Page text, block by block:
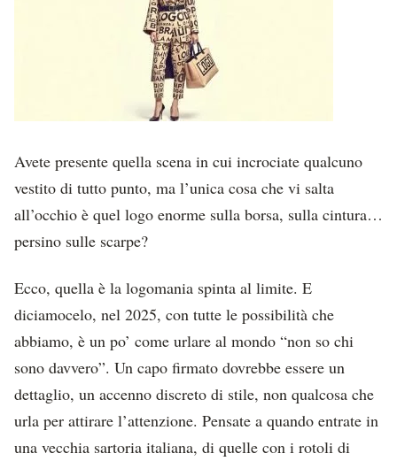
Avete presente quella scena in cui incrociate qualcuno
vestito di tutto punto, ma l’unica cosa che vi salta
all’occhio è quel logo enorme sulla borsa, sulla cintura…
persino sulle scarpe?
Ecco, quella è la logomania spinta al limite. E
diciamocelo, nel 2025, con tutte le possibilità che
abbiamo, è un po’ come urlare al mondo “non so chi
sono davvero”. Un capo firmato dovrebbe essere un
dettaglio, un accenno discreto di stile, non qualcosa che
urla per attirare l’attenzione. Pensate a quando entrate in
una vecchia sartoria italiana, di quelle con i rotoli di